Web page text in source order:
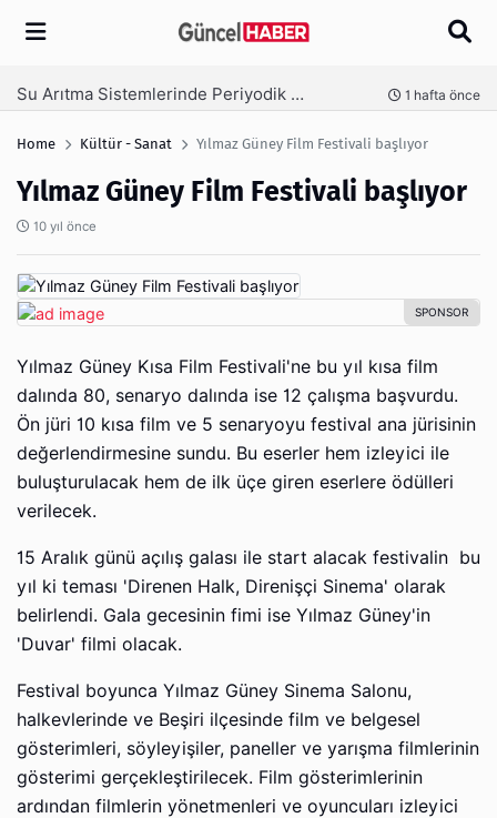
Arama
Ambalaj Süreçlerinde Yeni Nesil Verimliliği Olimpack ile Yakalayın 3 hafta önce
Home Kültür - Sanat Yılmaz Güney Film Festivali başlıyor
Yılmaz Güney Film Festivali başlıyor
10 yıl önce
Yılmaz Güney Kısa Film Festivali'ne bu yıl kısa film
dalında 80, senaryo dalında ise 12 çalışma başvurdu.
Ön jüri 10 kısa film ve 5 senaryoyu festival ana jürisinin
değerlendirmesine sundu. Bu eserler hem izleyici ile
buluşturulacak hem de ilk üçe giren eserlere ödülleri
verilecek.
15 Aralık günü açılış galası ile start alacak festivalin bu
yıl ki teması 'Direnen Halk, Direnişçi Sinema' olarak
belirlendi. Gala gecesinin fimi ise Yılmaz Güney'in
'Duvar' filmi olacak.
Festival boyunca Yılmaz Güney Sinema Salonu,
halkevlerinde ve Beşiri ilçesinde film ve belgesel
gösterimleri, söyleyişiler, paneller ve yarışma filmlerinin
gösterimi gerçekleştirilecek. Film gösterimlerinin
ardından filmlerin yönetmenleri ve oyuncuları izleyici